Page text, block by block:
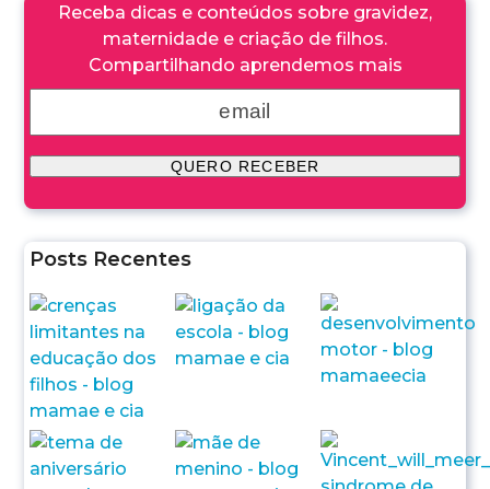
Receba dicas e conteúdos sobre gravidez,
maternidade e criação de filhos.
Compartilhando aprendemos mais
Posts Recentes